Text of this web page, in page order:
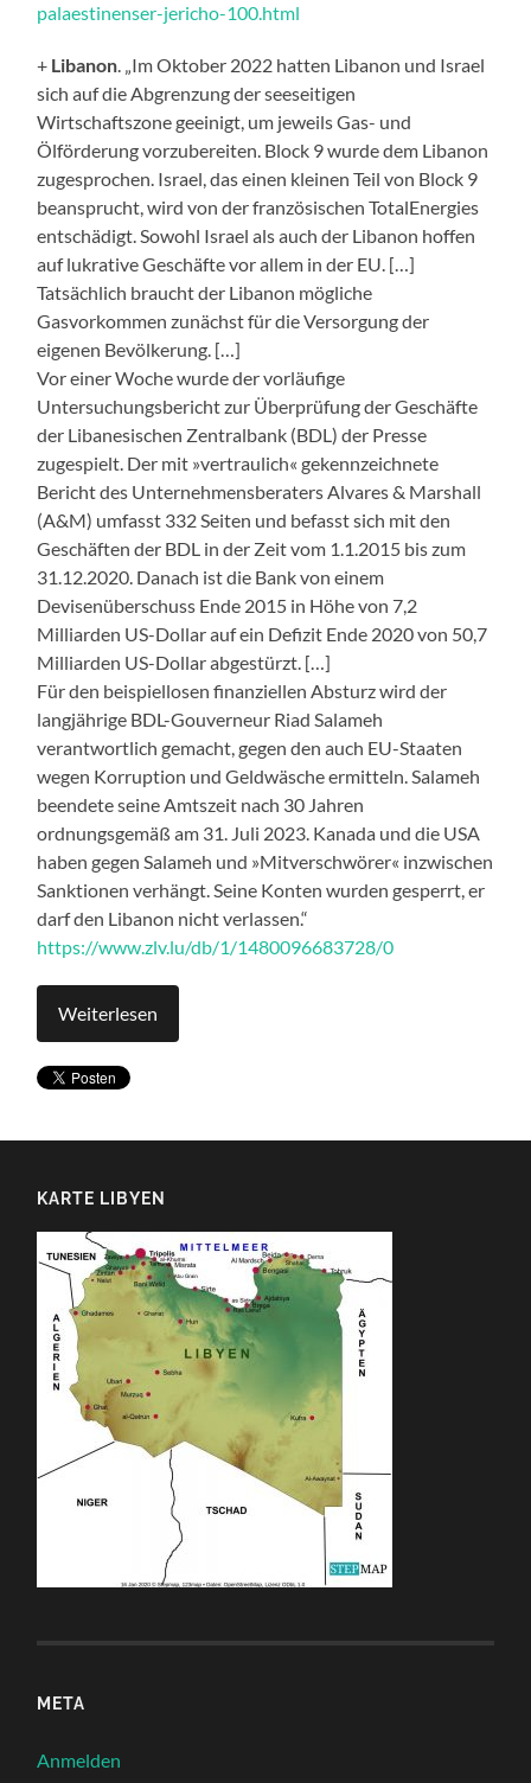
palaestinenser-jericho-100.html
+ Libanon. „Im Oktober 2022 hatten Libanon und Israel
sich auf die Abgrenzung der seeseitigen
Wirtschaftszone geeinigt, um jeweils Gas- und
Ölförderung vorzubereiten. Block 9 wurde dem Libanon
zugesprochen. Israel, das einen kleinen Teil von Block 9
beansprucht, wird von der französischen TotalEnergies
entschädigt. Sowohl Israel als auch der Libanon hoffen
auf lukrative Geschäfte vor allem in der EU. […]
Tatsächlich braucht der Libanon mögliche
Gasvorkommen zunächst für die Versorgung der
eigenen Bevölkerung. […]
Vor einer Woche wurde der vorläufige
Untersuchungsbericht zur Überprüfung der Geschäfte
der Libanesischen Zentralbank (BDL) der Presse
zugespielt. Der mit »vertraulich« gekennzeichnete
Bericht des Unternehmensberaters Alvares & Marshall
(A&M) umfasst 332 Seiten und befasst sich mit den
Geschäften der BDL in der Zeit vom 1.1.2015 bis zum
31.12.2020. Danach ist die Bank von einem
Devisenüberschuss Ende 2015 in Höhe von 7,2
Milliarden US-Dollar auf ein Defizit Ende 2020 von 50,7
Milliarden US-Dollar abgestürzt. […]
Für den beispiellosen finanziellen Absturz wird der
langjährige BDL-Gouverneur Riad Salameh
verantwortlich gemacht, gegen den auch EU-Staaten
wegen Korruption und Geldwäsche ermitteln. Salameh
beendete seine Amtszeit nach 30 Jahren
ordnungsgemäß am 31. Juli 2023. Kanada und die USA
haben gegen Salameh und »Mitverschwörer« inzwischen
Sanktionen verhängt. Seine Konten wurden gesperrt, er
darf den Libanon nicht verlassen.“
https://www.zlv.lu/db/1/1480096683728/0
Weiterlesen
KARTE LIBYEN
META
Anmelden